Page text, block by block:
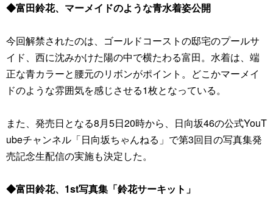
◆富田鈴花、マーメイドのような青水着姿公開
今回解禁されたのは、ゴールドコーストの邸宅のプールサ
イド、西に沈みかけた陽の中で横たわる富田。水着は、端
正な青カラーと腰元のリボンがポイント。どこかマーメイ
ドのような雰囲気を感じさせる1枚となっている。
また、発売日となる8月5日20時から、日向坂46の公式YouT
ubeチャンネル「日向坂ちゃんねる」で第3回目の写真集発
売記念生配信の実施も決定した。
◆富田鈴花、1st写真集「鈴花サーキット」